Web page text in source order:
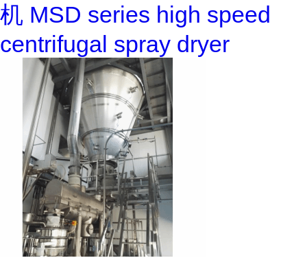
机 MSD series high speed
centrifugal spray dryer